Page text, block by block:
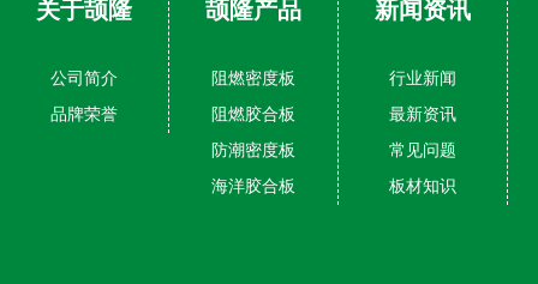
关于颉隆
公司简介
品牌荣誉
颉隆产品
阻燃密度板
阻燃胶合板
防潮密度板
海洋胶合板
新闻资讯
行业新闻
最新资讯
常见问题
板材知识